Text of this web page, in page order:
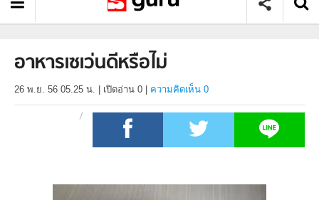
อาหารเซเว่นดีหรือไม่
26 พ.ย. 56 05.25 น. เปิดอ่าน 0 ความคิดเห็น 0